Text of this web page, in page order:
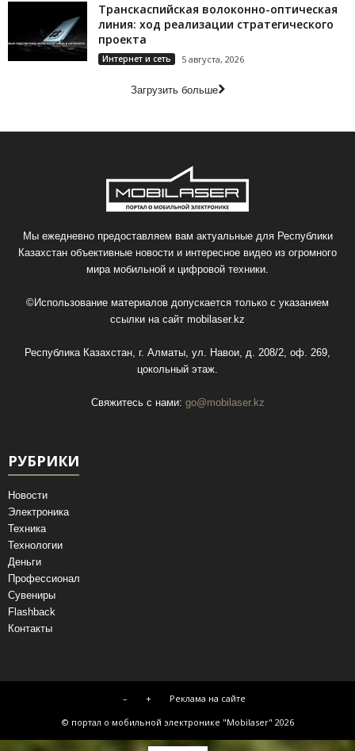
Транскаспийская волоконно-оптическая
линия: ход реализации стратегического
проекта
Интернет и сеть 5 августа, 2026
Загрузить больше
Мы ежедневно предоставляем вам актуальные для Республики
Казахстан объективные новости и интересное видео из огромного
мира мобильной и цифровой техники.
©Использование материалов допускается только с указанием
ссылки на сайт mobilaser.kz
Республика Казахстан, г. Алматы, ул. Навои, д. 208/2, оф. 269,
цокольный этаж.
Свяжитесь с нами: go@mobilaser.kz
РУБРИКИ
Новости
Электроника
Техника
Технологии
Деньги
Профессионал
Сувениры
Flashback
Контакты
– +
Реклама на сайте
© портал о мобильной электронике "Mobilaser" 2026